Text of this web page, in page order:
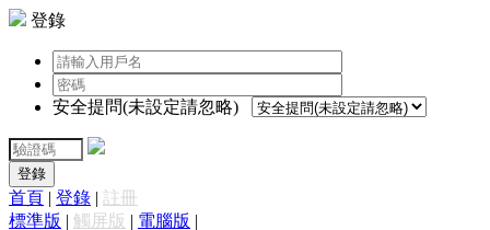
登錄
安全提問(未設定請忽略)
登錄
首頁 | 登錄 | 註冊
標準版 | 觸屏版 | 電腦版 |